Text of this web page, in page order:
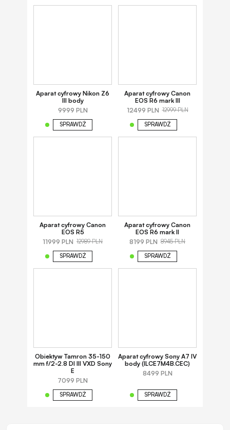
Aparat cyfrowy Nikon Z6
III body
9999 PLN
SPRAWDŹ
Aparat cyfrowy Canon
EOS R6 mark III
12499 PLN 12999 PLN
SPRAWDŹ
Aparat cyfrowy Canon
EOS R5
11999 PLN 12989 PLN
SPRAWDŹ
Aparat cyfrowy Canon
EOS R6 mark II
8199 PLN 8945 PLN
SPRAWDŹ
Obiektyw Tamron 35-150
mm f/2-2.8 DI III VXD Sony
E
7099 PLN
SPRAWDŹ
Aparat cyfrowy Sony A7 IV
body (ILCE7M4B.CEC)
8499 PLN
SPRAWDŹ